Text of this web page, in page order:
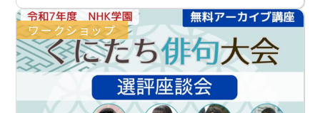
ワークショップ